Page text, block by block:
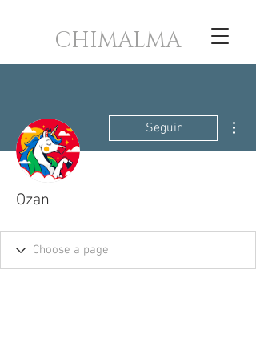
CHIMALMA
Seguir
Ozan